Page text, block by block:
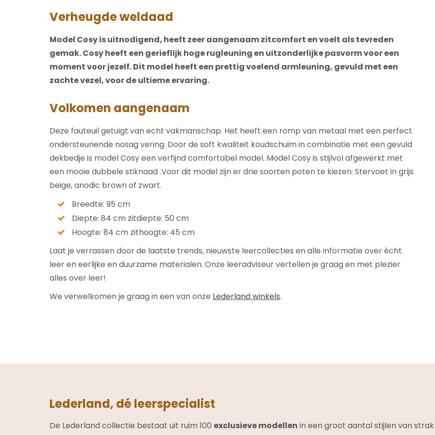
Verheugde weldaad
Model Cosy is uitnodigend, heeft zeer aangenaam zitcomfort en voelt als tevreden
gemak. Cosy heeft een gerieflijk hoge rugleuning en uitzonderlijke pasvorm voor een
moment voor jezelf. Dit model heeft een prettig voelend armleuning, gevuld met een
zachte vezel, voor de ultieme ervaring.
Volkomen aangenaam
Deze fauteuil getuigt van echt vakmanschap. Het heeft een romp van metaal met een perfect
ondersteunende nosag vering. Door de soft kwaliteit koudschuim in combinatie met een gevuld
dekbedje is model Cosy een verfijnd comfortabel model. Model Cosy is stijlvol afgewerkt met
een mooie dubbele stiknaad .Voor dit model zijn er drie soorten poten te kiezen: Stervoet in grijs
beige, anodic brown of zwart.
Breedte: 95 cm
Diepte: 84 cm zitdiepte: 50 cm
Hoogte: 84 cm zithoogte: 45 cm
Laat je verrassen door de laatste trends, nieuwste leercollecties en alle informatie over écht
leer en eerlijke en duurzame materialen. Onze leeradviseur vertellen je graag en met plezier
alles over leer!
We verwelkomen je graag in een van onze Lederland winkels.
Lederland, dé leerspecialist
De Lederland collectie bestaat uit ruim 100 exclusieve modellen in een groot aantal stijlen van